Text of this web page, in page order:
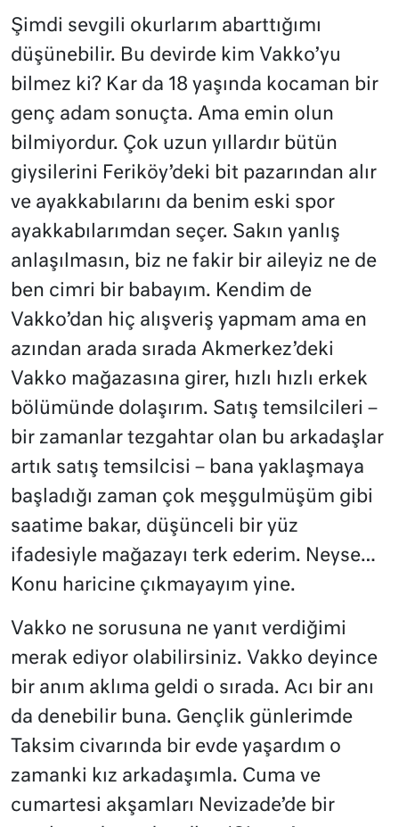
Şimdi sevgili okurlarım abarttığımı
düşünebilir. Bu devirde kim Vakko’yu
bilmez ki? Kar da 18 yaşında kocaman bir
genç adam sonuçta. Ama emin olun
bilmiyordur. Çok uzun yıllardır bütün
giysilerini Feriköy’deki bit pazarından alır
ve ayakkabılarını da benim eski spor
ayakkabılarımdan seçer. Sakın yanlış
anlaşılmasın, biz ne fakir bir aileyiz ne de
ben cimri bir babayım. Kendim de
Vakko’dan hiç alışveriş yapmam ama en
azından arada sırada Akmerkez’deki
Vakko mağazasına girer, hızlı hızlı erkek
bölümünde dolaşırım. Satış temsilcileri –
bir zamanlar tezgahtar olan bu arkadaşlar
artık satış temsilcisi – bana yaklaşmaya
başladığı zaman çok meşgulmüşüm gibi
saatime bakar, düşünceli bir yüz
ifadesiyle mağazayı terk ederim. Neyse…
Konu haricine çıkmayayım yine.
Vakko ne sorusuna ne yanıt verdiğimi
merak ediyor olabilirsiniz. Vakko deyince
bir anım aklıma geldi o sırada. Acı bir anı
da denebilir buna. Gençlik günlerimde
Taksim civarında bir evde yaşardım o
zamanki kız arkadaşımla. Cuma ve
cumartesi akşamları Nevizade’de bir